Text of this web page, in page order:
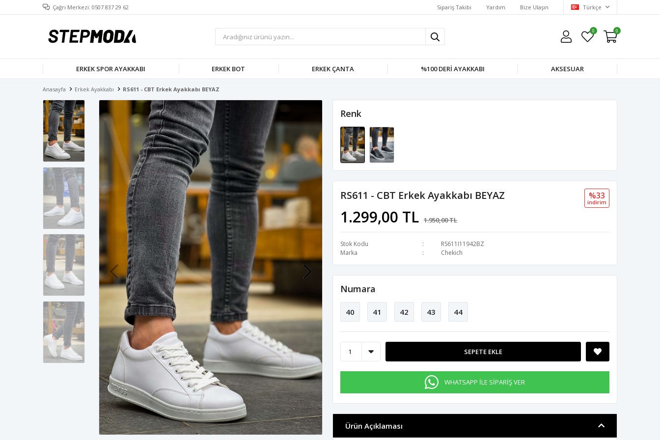
Çağrı Merkezi: 0507 837 29 62 Sipariş Takibi Yardım Bize Ulaşın Türkçe
0 0
ERKEK SPOR AYAKKABI ERKEK BOT ERKEK ÇANTA %100 DERI AYAKKABI AKSESUAR
Anasayfa Erkek Ayakkabı RS611 - CBT Erkek Ayakkabı BEYAZ
RS611 - CBT Erkek Ayakkabı BEYAZ
1.299,00 TL 1.950,00 TL
%33
i̇ndi̇ri̇m
Stok Kodu
RS611I11942BZ
Marka
Chekich
Renk
Numara
40 41 42 43 44
SEPETE EKLE
WHATSAPP İLE SİPARİŞ VER
Ürün Açıklaması